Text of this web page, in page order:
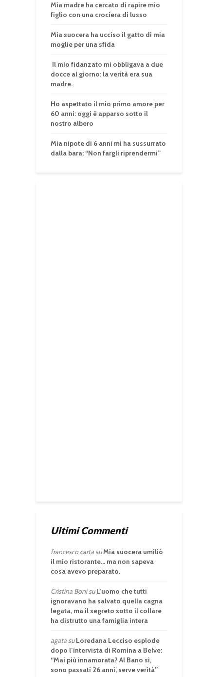
Mia madre ha cercato di rapire mio
figlio con una crociera di lusso
Mia suocera ha ucciso il gatto di mia
moglie per una sfida
Il mio fidanzato mi obbligava a due
docce al giorno: la verità era sua
madre.
Ho aspettato il mio primo amore per
60 anni: oggi è apparso sotto il
nostro albero
Mia nipote di 6 anni mi ha sussurrato
dalla bara: “Non fargli riprendermi”
Ultimi Commenti
francesco cartasuMia suocera umiliò
il mio ristorante… ma non sapeva
cosa avevo preparato.
Cristina BonisuL’uomo che tutti
ignoravano ha salvato quella cagna
legata, ma il segreto sotto il collare
ha distrutto una famiglia intera
agatasuLoredana Lecciso esplode
dopo l’intervista di Romina a Belve:
“Mai più innamorata? Al Bano sì,
sono passati 26 anni, serve verità”